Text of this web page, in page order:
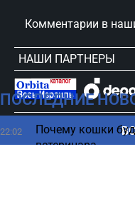
ПОСЛЕДНИЕ
22:02
Почему кошки
ветеринара
Комментарии в
НАШИ ПАРТНЕРЫ
сursorinfo.co.il © Все